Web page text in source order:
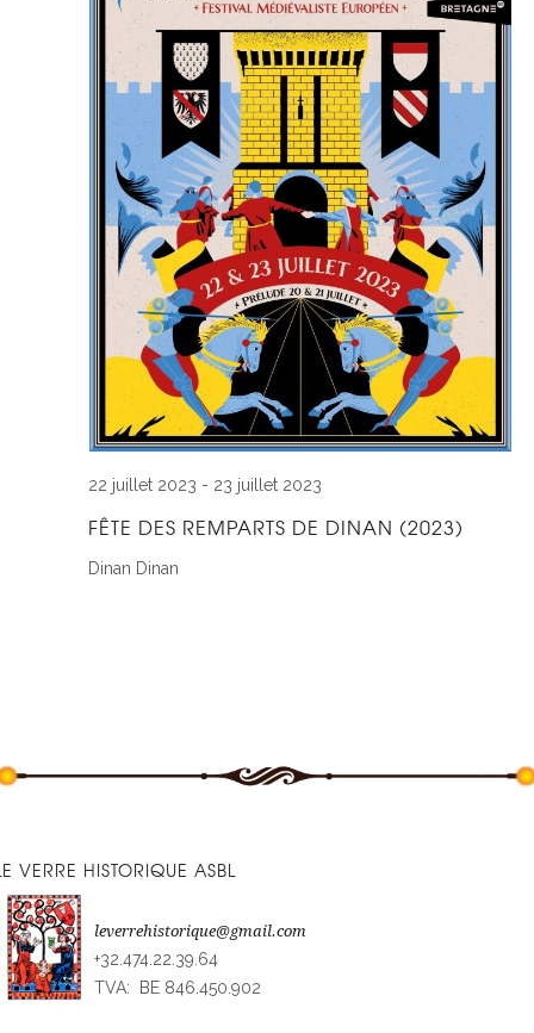
22 juillet 2023 - 23 juillet 2023
FÊTE DES REMPARTS DE DINAN (2023)
Dinan Dinan
VERRE HISTORIQUE ASBL
leverrehistorique@gmail.com
+32.474.22.39.64
TVA: BE 846.450.902